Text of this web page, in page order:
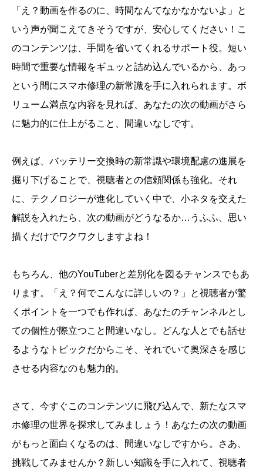
「え？動画を作るのに、時間なんてなかなかないよ」と
いう声が聞こえてきそうですが、安心してください！こ
のコンテンツは、手間を省いてくれるサポート役。短い
時間で重要な情報をギュッと詰め込んでいるから、あっ
という間にスマホ修理の新常識を手に入れられます。ボ
リューム満点な内容を見れば、あなたの次の動画がさら
に魅力的に仕上がること、間違いなしです。
例えば、バッテリー交換時の新常識や環境配慮の進展を
掘り下げることで、視聴者との信頼関係も強化。それ
に、テクノロジーが進化していく中で、小ネタを交えた
解説を入れたら、次の動画がどうなるか…うふふ、思い
描くだけでワクワクしますよね！
もちろん、他のYouTuberと差別化を図るチャンスでもあ
ります。「え？何でこんなに詳しいの？」と視聴者が驚
くポイントを一つでも作れば、あなたのチャンネルとし
ての個性が際立つこと間違いなし。どんな人とでも話せ
るようなトピックだからこそ、それでいて奥深さを感じ
させる内容なのも魅力的。
さて、今すぐこのコンテンツに飛び込んで、新たなスマ
ホ修理の世界を探求してみましょう！あなたの次の動画
がもっと面白くなるのは、間違いなしですから。さあ、
挑戦してみませんか？新しい知識を手に入れて、視聴者